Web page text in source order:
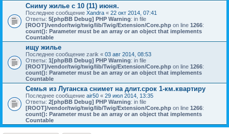
Сниму жилье с 10 (11) июня.
Последнее сообщение Xandra « 22 окт 2014, 07:41
Ответы: 5[phpBB Debug] PHP Warning: in file
[ROOT]/vendor/twig/twig/lib/Twig/Extension/Core.php on line 1266:
count(): Parameter must be an array or an object that implements
Countable
ищу жилье
Последнее сообщение zarik « 03 авг 2014, 08:53
Ответы: 1[phpBB Debug] PHP Warning: in file
[ROOT]/vendor/twig/twig/lib/Twig/Extension/Core.php on line 1266:
count(): Parameter must be an array or an object that implements
Countable
Семья из Луганска снимет на длит.срок 1-км.квартиру
Последнее сообщение air50 « 29 июл 2014, 13:35
Ответы: 2[phpBB Debug] PHP Warning: in file
[ROOT]/vendor/twig/twig/lib/Twig/Extension/Core.php on line 1266:
count(): Parameter must be an array or an object that implements
Countable